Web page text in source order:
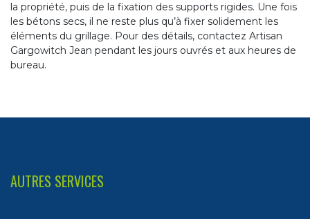
la propriété, puis de la fixation des supports rigides. Une fois
les bétons secs, il ne reste plus qu’à fixer solidement les
éléments du grillage. Pour des détails, contactez Artisan
Gargowitch Jean pendant les jours ouvrés et aux heures de
bureau.
AUTRES SERVICES